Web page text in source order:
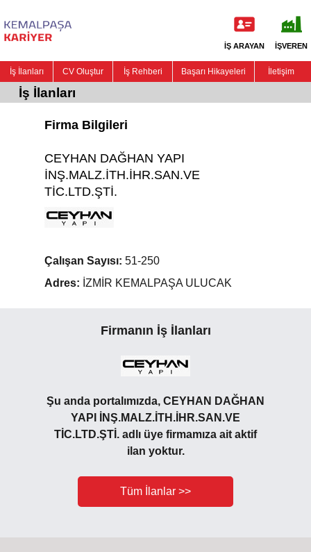
İŞ ARAYAN İŞVEREN
İş İlanları CV Oluştur İş Rehberi Başarı Hikayeleri İletişim
İş İlanları
Firma Bilgileri
CEYHAN DAĞHAN YAPI
İNŞ.MALZ.İTH.İHR.SAN.VE
TİC.LTD.ŞTİ.
Çalışan Sayısı: 51-250
Adres: İZMİR KEMALPAŞA ULUCAK
Firmanın İş İlanları
Şu anda portalımızda, CEYHAN DAĞHAN
YAPI İNŞ.MALZ.İTH.İHR.SAN.VE
TİC.LTD.ŞTİ. adlı üye firmamıza ait aktif
ilan yoktur.
Tüm İlanlar >>